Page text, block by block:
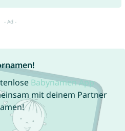
Babynamen App
mit deinem Partner